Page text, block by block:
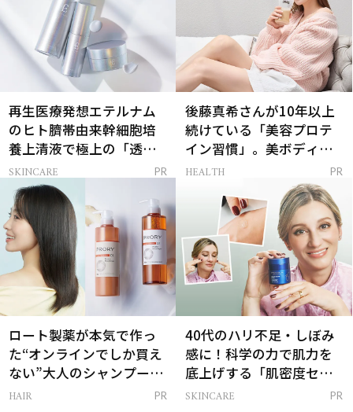
再生医療発想エテルナム
のヒト臍帯由来幹細胞培
養上清液で極上の「透明
感ハリ肌」へ
SKINCARE PR
後藤真希さんが10年以上
続けている「美容プロテ
イン習慣」。美ボディを
支える朝ルーティンと
HEALTH PR
ロート製薬が本気で作っ
た“オンラインでしか買え
ない”大人のシャンプー＆
トリートメントって？
HAIR PR
40代のハリ不足・しぼみ
感に！科学の力で肌力を
底上げする「肌密度セラ
ム」
SKINCARE PR